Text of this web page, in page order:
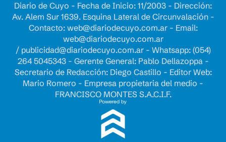
Diario de Cuyo - Fecha de Inicio: 11/2003 - Dirección:
Av. Alem Sur 1639. Esquina Lateral de Circunvalación -
Contacto: web@diariodecuyo.com.ar- Email:
web@diariodecuyo.com.ar
/ publicidad@diariodecuyo.com.ar- Whatsapp: (054)
264 5045343 - Gerente General: Pablo Dellazoppa -
Secretario de Redacción: Diego Castillo - Editor Web:
Mario Romero - Empresa propietaria del medio -
FRANCISCO MONTES S.A.C.I.F.